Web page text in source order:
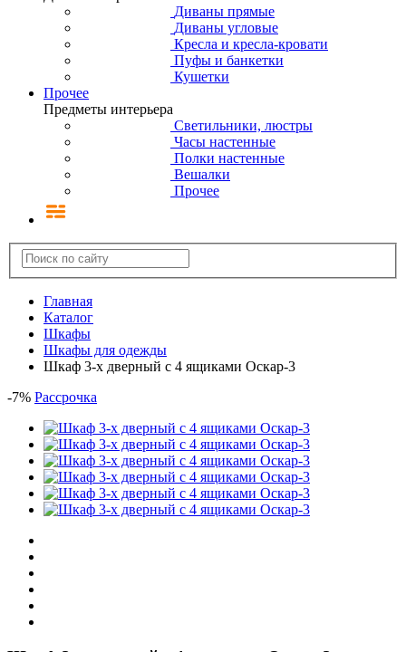
Кухня
Кухни из массива
Карельские кухни
Кухня Гретта
Кухня Прованс
Кухня ВАЛЕНСИЯ RED
Кухни Timberika
Кухня Валенсия (Барселона)
Кухня Скайда-1
Кухня Скайда-2
Мойки и смесители
Кухонные вытяжки Elikor
Столешницы Союз(дсп)
Прихожая
Мебель для прихожей
Коллекции мебели для прихожей
Зеркала
Консоли
Пуфы и банкетки
Тумбы для обуви
Шкафы в прихожую
Диваны и кресла